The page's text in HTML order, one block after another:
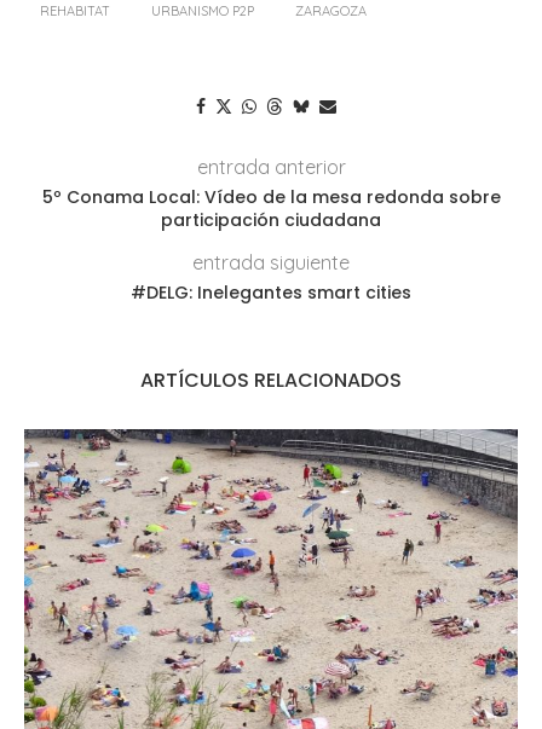
REHABITAT URBANISMO P2P ZARAGOZA
entrada anterior
5º Conama Local: Vídeo de la mesa redonda sobre
participación ciudadana
entrada siguiente
#DELG: Inelegantes smart cities
ARTÍCULOS RELACIONADOS